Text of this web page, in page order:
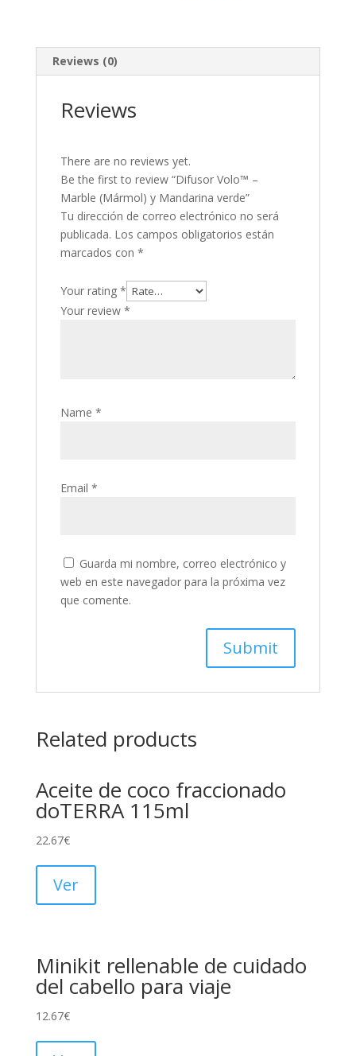
Reviews (0)
Reviews
There are no reviews yet.
Be the first to review “Difusor Volo™ –
Marble (Mármol) y Mandarina verde”
Tu dirección de correo electrónico no será
publicada. Los campos obligatorios están
marcados con *
Your rating *
Your review *
Name *
Email *
Guarda mi nombre, correo electrónico y
web en este navegador para la próxima vez
que comente.
Related products
Aceite de coco fraccionado
doTERRA 115ml
22.67€
Ver
Minikit rellenable de cuidado
del cabello para viaje
12.67€